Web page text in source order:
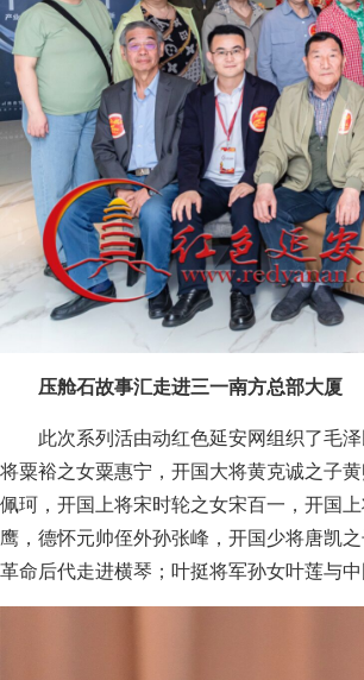
压舱石故事汇走进三一南方总部大厦
此次系列活由动红色延安网组织了毛
将粟裕之女粟惠宁，开国大将黄克诚之子
佩珂，开国上将宋时轮之女宋百一，开国
鹰，德怀元帅侄外孙张峰，开国少将唐凯
革命后代走进横琴；叶挺将军孙女叶莲与